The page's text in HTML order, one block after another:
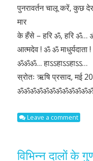
पुनरावर्तन चालू करें, कुछ
मार
के हँसे – हरि ॐ, हरि ॐ…
आत्मदेव ! ॐ ॐ
ॐॐॐ… हाऽऽहाऽऽहाऽऽ…
स्रोतः ऋषि प्रसाद, मई
Leave a comment
विभिन्न दालों के